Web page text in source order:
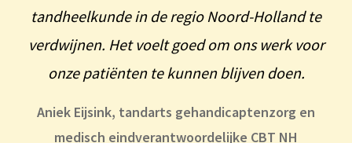
tandheelkunde in de regio Noord-Holland te
verdwijnen. Het voelt goed om ons werk voor
onze patiënten te kunnen blijven doen.
Aniek Eijsink, tandarts gehandicaptenzorg en
medisch eindverantwoordelijke CBT NH